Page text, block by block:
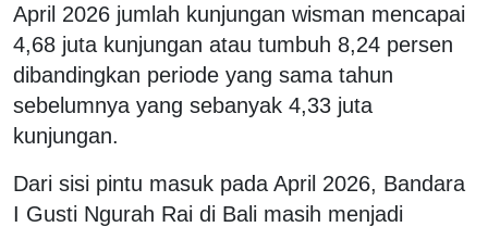
April 2026 jumlah kunjungan wisman mencapai
4,68 juta kunjungan atau tumbuh 8,24 persen
dibandingkan periode yang sama tahun
sebelumnya yang sebanyak 4,33 juta
kunjungan.
Dari sisi pintu masuk pada April 2026, Bandara
I Gusti Ngurah Rai di Bali masih menjadi